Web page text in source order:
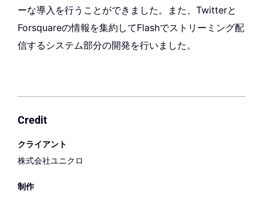
ーな導入を行うことができました。また、Twitterと
Forsquareの情報を集約してFlashでストリーミング配
信するシステム部分の開発を行いました。
Credit
クライアント
株式会社ユニクロ
制作